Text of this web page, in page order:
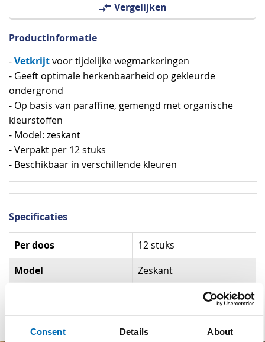
Consent Details About
Vergelijken
Productinformatie
-Vetkrijtvoor tijdelijke wegmarkeringen
- Geeft optimale herkenbaarheid op gekleurde
ondergrond
- Op basis van paraffine, gemengd met organische
kleurstoffen
- Model: zeskant
- Verpakt per 12 stuks
- Beschikbaar in verschillende kleuren
Specificaties
Specificaties
Per doos 12 stuks
Model Zeskant